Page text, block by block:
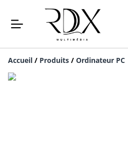
Accueil / Produits / Ordinateur PC